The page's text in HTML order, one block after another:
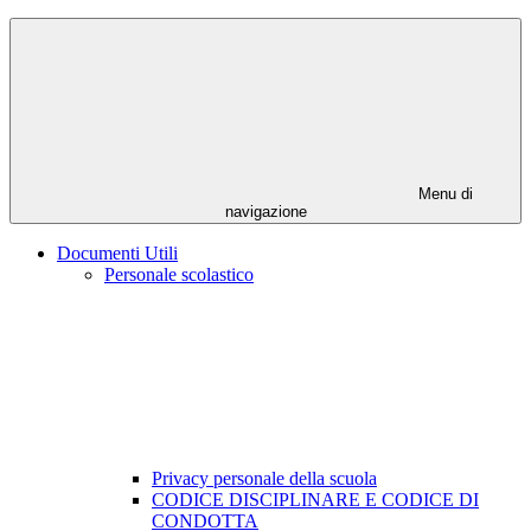
Menu di
navigazione
Documenti Utili
Personale scolastico
Privacy personale della scuola
CODICE DISCIPLINARE E CODICE DI
CONDOTTA